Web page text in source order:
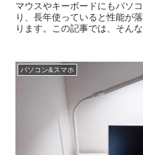
マウスやキーボードにもパソ
り、長年使っていると性能が
ります。この記事では、そん
延ばすコツや、いざ捨てると
す。
パソコン&スマホ